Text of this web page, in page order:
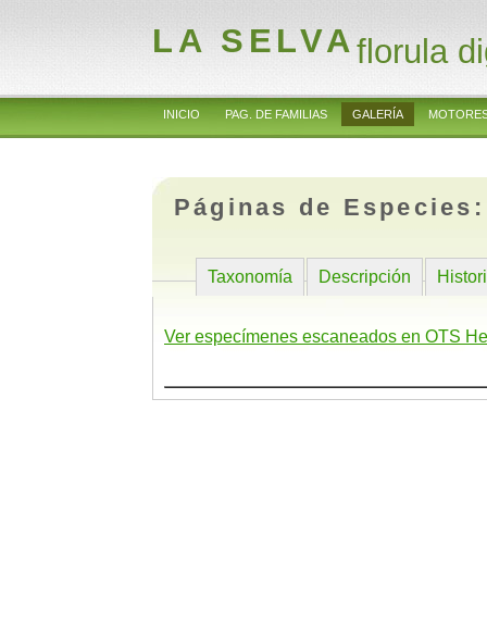
LA SELVAflorula
INICIO PAG. DE FAMILIAS GALERÍA
Páginas de
Taxonomía Descripción
Ver especímenes escaneados en OTS